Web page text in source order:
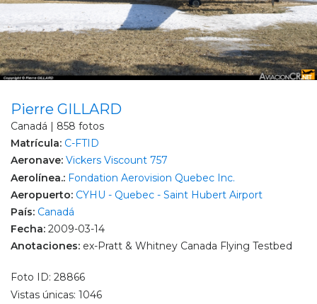
Pierre GILLARD
Canadá | 858 fotos
Matrícula: C-FTID
Aeronave: Vickers Viscount 757
Aerolínea.: Fondation Aerovision Quebec Inc.
Aeropuerto: CYHU - Quebec - Saint Hubert Airport
País: Canadá
Fecha: 2009-03-14
Anotaciones: ex-Pratt & Whitney Canada Flying Testbed
Foto ID: 28866
Vistas únicas: 1046